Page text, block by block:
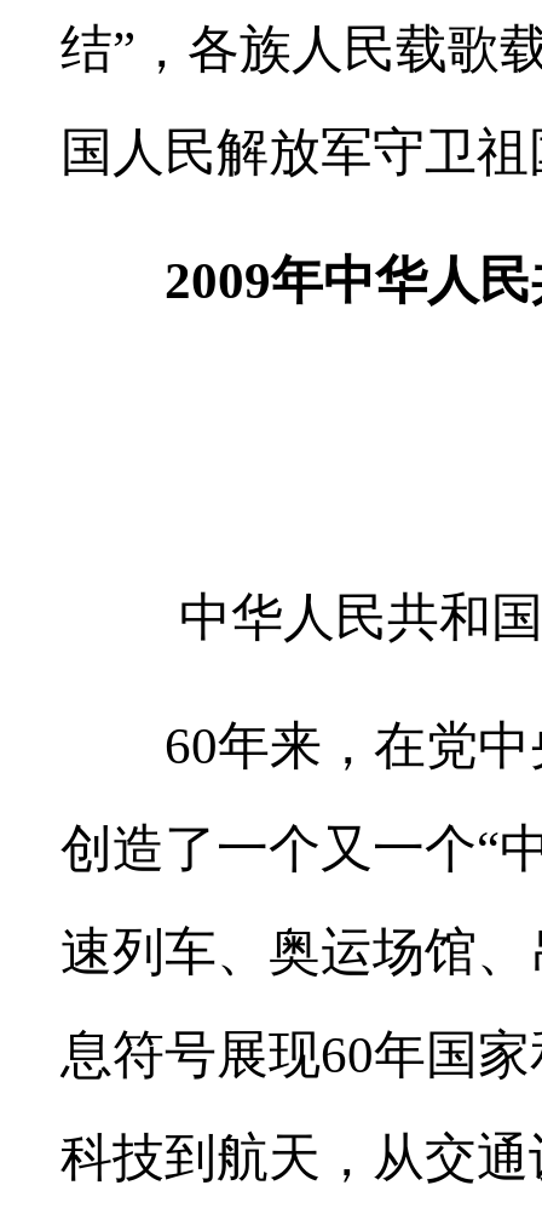
结”，各族人民载歌
国人民解放军守卫
2009年中华人民
中华人民共和
60年来，在党中
创造了一个又一个“
速列车、奥运场馆
息符号展现60年国
科技到航天，从交